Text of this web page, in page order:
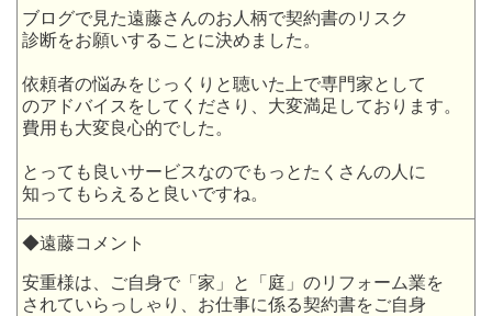
ブログで見た遠藤さんのお人柄で契約書のリスク
診断をお願いすることに決めました。
依頼者の悩みをじっくりと聴いた上で専門家として
のアドバイスをしてくださり、大変満足しております。
費用も大変良心的でした。
とっても良いサービスなのでもっとたくさんの人に
知ってもらえると良いですね。
◆遠藤コメント
安重様は、ご自身で「家」と「庭」のリフォーム業を
されていらっしゃり、お仕事に係る契約書をご自身